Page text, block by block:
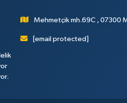
Mehmetçik mh.69C , 07300
[email protected]